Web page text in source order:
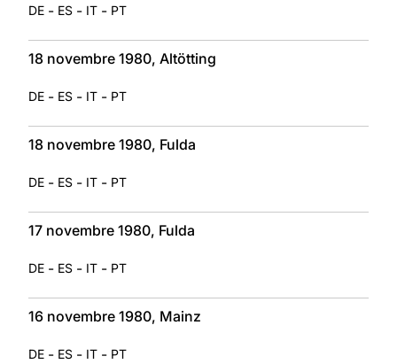
DE - ES - IT - PT
18 novembre 1980, Altötting
DE - ES - IT - PT
18 novembre 1980, Fulda
DE - ES - IT - PT
17 novembre 1980, Fulda
DE - ES - IT - PT
16 novembre 1980, Mainz
DE - ES - IT - PT